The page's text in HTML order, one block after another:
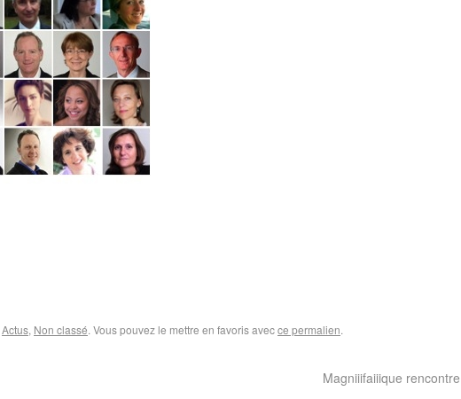
Actus, Non classé. Vous pouvez le mettre en favoris avecce permalien.
Magniiifaiiique